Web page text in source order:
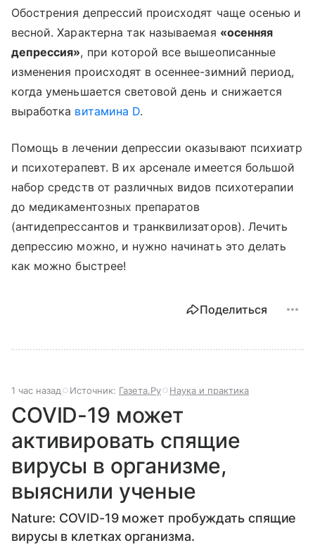
Обострения депрессий происходят чаще осенью и
весной. Характерна так называемая «осенняя
депрессия», при которой все вышеописанные
изменения происходят в осеннее-зимний период,
когда уменьшается световой день и снижается
выработка витамина D.
Помощь в лечении депрессии оказывают психиатр
и психотерапевт. В их арсенале имеется большой
набор средств от различных видов психотерапии
до медикаментозных препаратов
(антидепрессантов и транквилизаторов). Лечить
депрессию можно, и нужно начинать это делать
как можно быстрее!
Поделиться
1 час назад Источник: Газета.Ру Наука и практика
COVID-19 может
активировать спящие
вирусы в организме,
выяснили ученые
Nature: COVID-19 может пробуждать спящие
вирусы в клетках организма.